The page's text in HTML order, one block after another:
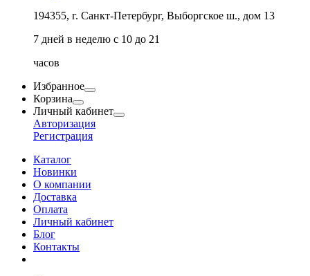
194355, г. Санкт-Петербург, Выборгское ш., дом 13
7 дней в неделю с 10 до 21
часов
Избранное
Корзина
Личный кабинет
Авторизация
Регистрация
Каталог
Новинки
О компании
Доставка
Оплата
Личный кабинет
Блог
Контакты